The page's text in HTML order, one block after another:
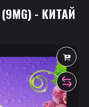
(9MG) - КИТАЙ